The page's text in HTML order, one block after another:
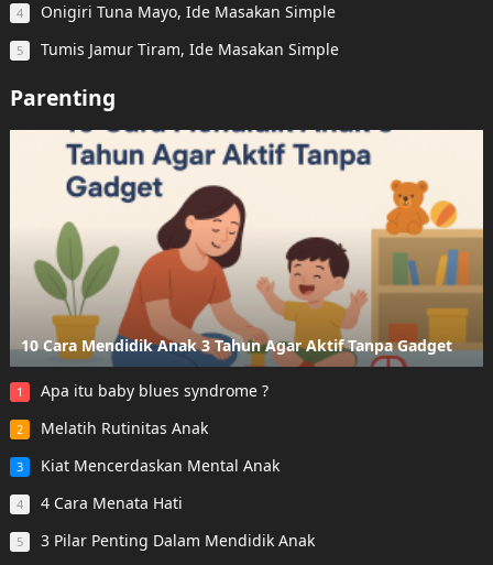
4 Onigiri Tuna Mayo, Ide Masakan Simple
5 Tumis Jamur Tiram, Ide Masakan Simple
Parenting
10 Cara Mendidik Anak 3 Tahun Agar Aktif Tanpa Gadget
1 Apa itu baby blues syndrome ?
2 Melatih Rutinitas Anak
3 Kiat Mencerdaskan Mental Anak
4 4 Cara Menata Hati
5 3 Pilar Penting Dalam Mendidik Anak